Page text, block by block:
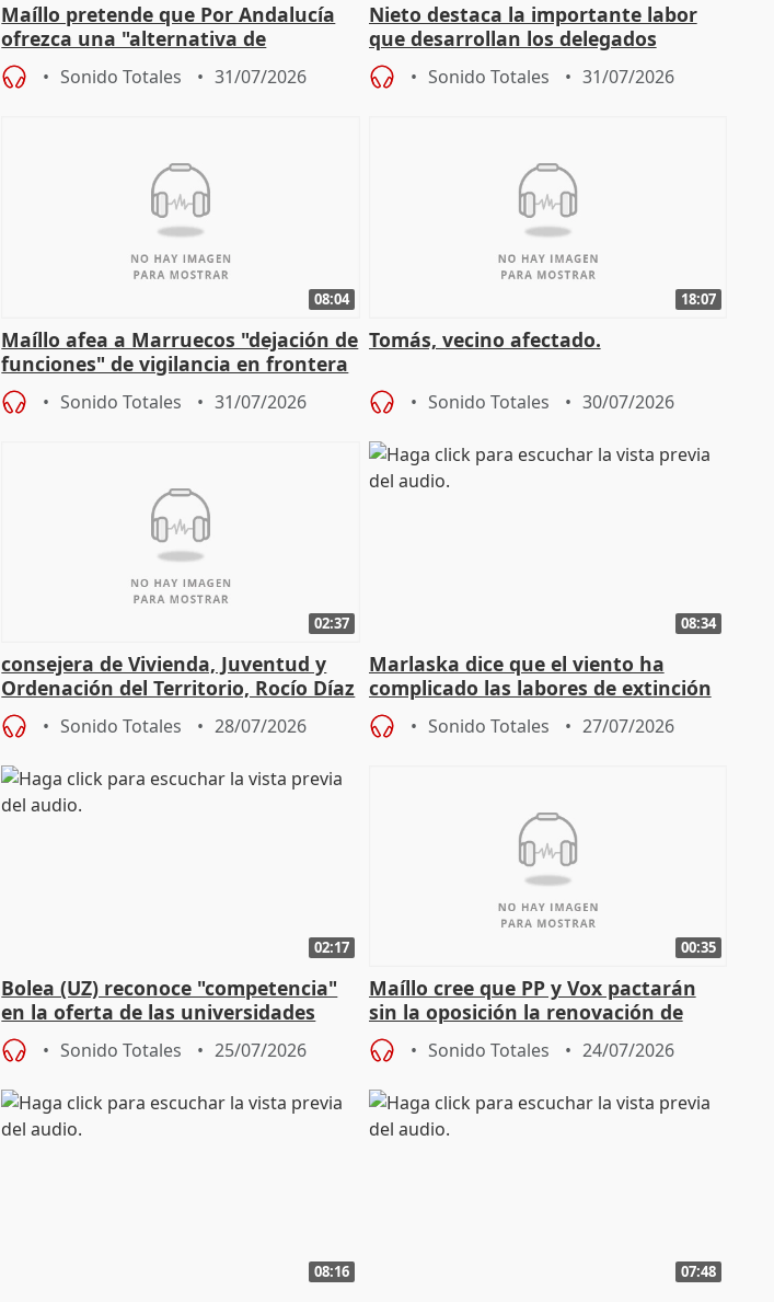
Maíllo pretende que Por Andalucía
ofrezca una "alternativa de
gobierno" con su labor de oposición
Sonido Totales 31/07/2026
Nieto destaca la importante labor
que desarrollan los delegados
territoriales de la Junta
Sonido Totales 31/07/2026
08:04
Maíllo afea a Marruecos "dejación de
funciones" de vigilancia en frontera
con Ceuta
Sonido Totales 31/07/2026
18:07
Tomás, vecino afectado.
Sonido Totales 30/07/2026
02:37
consejera de Vivienda, Juventud y
Ordenación del Territorio, Rocío Díaz
Sonido Totales 28/07/2026
08:34
Marlaska dice que el viento ha
complicado las labores de extinción
durante la madrugada
Sonido Totales 27/07/2026
02:17
Bolea (UZ) reconoce "competencia"
en la oferta de las universidades
privadas
Sonido Totales 25/07/2026
00:35
Maíllo cree que PP y Vox pactarán
sin la oposición la renovación de
órganos como el Defensor
Sonido Totales 24/07/2026
08:16 07:48